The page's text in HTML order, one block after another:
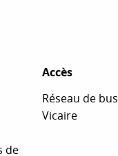
de
Accès
Accès
Réseau de
Vicaire